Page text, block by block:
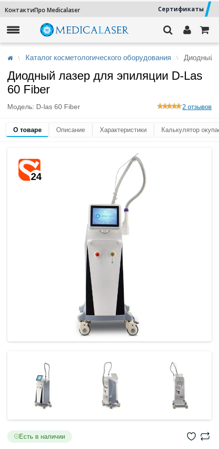
КонтактиПро Medicalaser Сертификаты
Каталог косметологического оборудования Диодный
Диодный лазер для эпиляции D-Las
60 Fiber
Модель: D-las 60 Fiber 2 отзывов
О товаре Описание Характеристики Калькулятор
24
Есть в наличии